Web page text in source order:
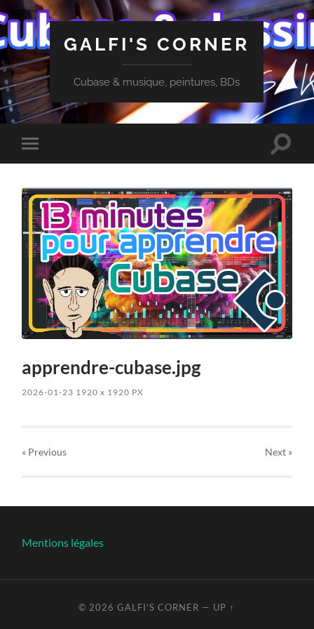
GALFI'S CORNER
Cubase & musique, peintures, BDs
Toggle
mobile
Toggle
apprendre-cubase.jpg
2026-01-23 1920x 1920 PX
« Previous Next»
Mentions légales
© 2026GALFI'S CORNER — UP ↑